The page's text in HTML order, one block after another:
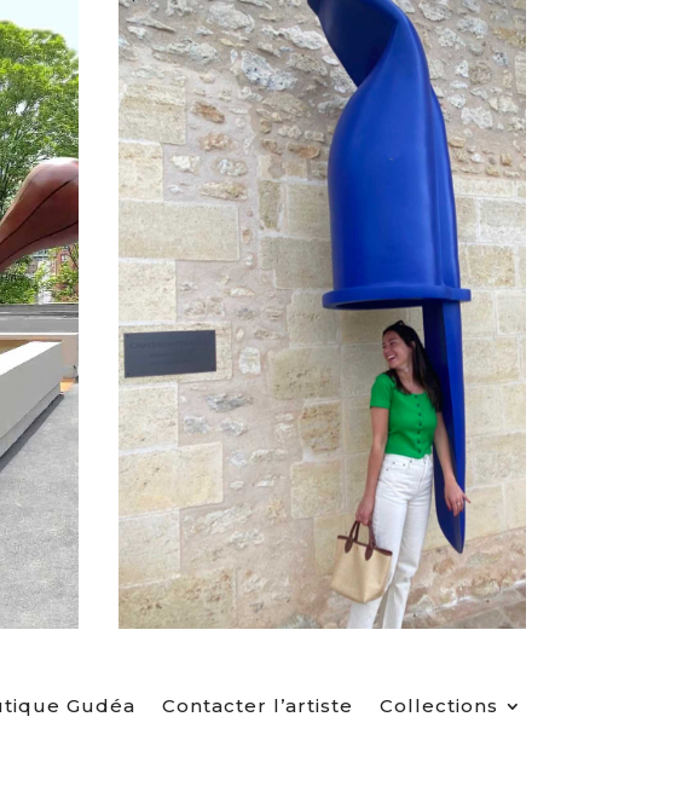
Gudéa Contacter l’artiste Collections